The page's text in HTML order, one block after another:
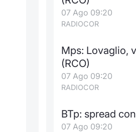
07 Ago 09:20
RADIOCOR
Mps: Lovaglio,
(RCO)
07 Ago 09:20
RADIOCOR
BTp: spread
07 Ago 09:20